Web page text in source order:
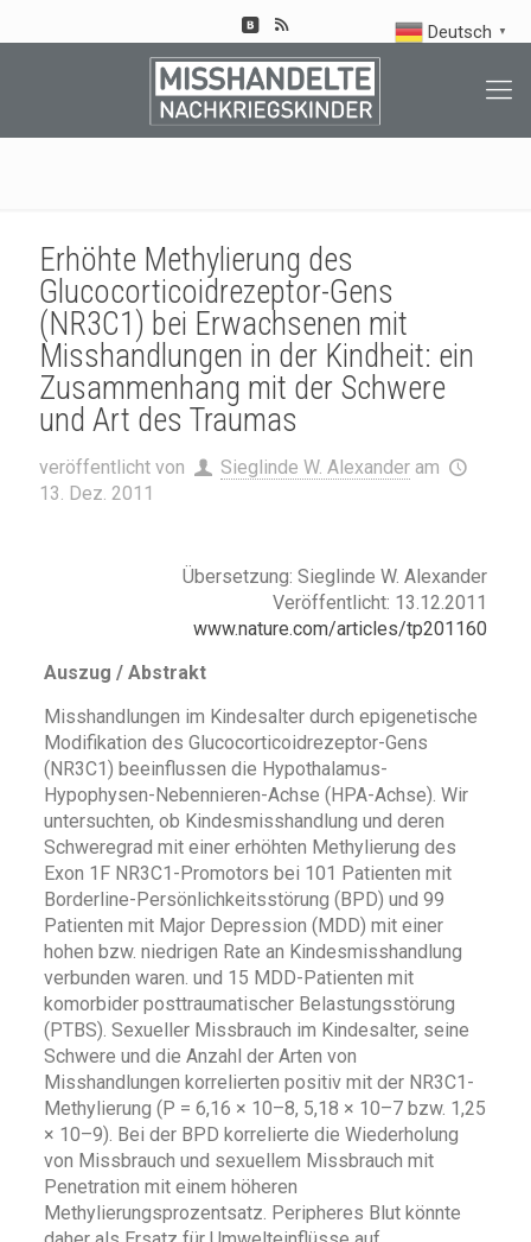
Erhöhte Methylierung des
Glucocorticoidrezeptor-Gens
(NR3C1) bei Erwachsenen mit
Misshandlungen in der Kindheit: ein
Zusammenhang mit der Schwere
und Art des Traumas
veröffentlicht von Sieglinde W. Alexander am
13. Dez. 2011
Übersetzung: Sieglinde W. Alexander
Veröffentlicht: 13.12.2011
www.nature.com/articles/tp201160
Auszug / Abstrakt
Misshandlungen im Kindesalter durch epigenetische
Modifikation des Glucocorticoidrezeptor-Gens
(NR3C1) beeinflussen die Hypothalamus-
Hypophysen-Nebennieren-Achse (HPA-Achse). Wir
untersuchten, ob Kindesmisshandlung und deren
Schweregrad mit einer erhöhten Methylierung des
Exon 1F NR3C1-Promotors bei 101 Patienten mit
Borderline-Persönlichkeitsstörung (BPD) und 99
Patienten mit Major Depression (MDD) mit einer
hohen bzw. niedrigen Rate an Kindesmisshandlung
verbunden waren. und 15 MDD-Patienten mit
komorbider posttraumatischer Belastungsstörung
(PTBS). Sexueller Missbrauch im Kindesalter, seine
Schwere und die Anzahl der Arten von
Misshandlungen korrelierten positiv mit der NR3C1-
Methylierung (P = 6,16 × 10–8, 5,18 × 10–7 bzw. 1,25
× 10–9). Bei der BPD korrelierte die Wiederholung
von Missbrauch und sexuellem Missbrauch mit
Penetration mit einem höheren
Methylierungsprozentsatz. Peripheres Blut könnte
Deutsch ▼